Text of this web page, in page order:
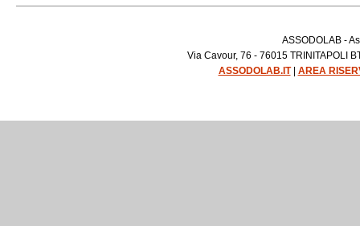
ASSODOLAB -
Via Cavour, 76 - 76015 TRINITAPOLI
ASSODOLAB.IT| AREA